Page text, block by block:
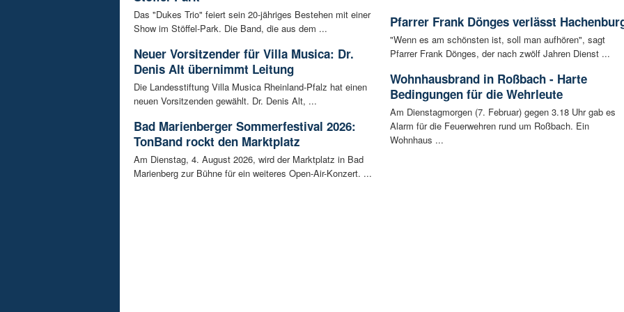
Das "Dukes Trio" feiert sein 20-jähriges Bestehen mit einer
Show im Stöffel-Park. Die Band, die aus dem ...
Neuer Vorsitzender für Villa Musica: Dr.
Denis Alt übernimmt Leitung
Die Landesstiftung Villa Musica Rheinland-Pfalz hat einen
neuen Vorsitzenden gewählt. Dr. Denis Alt, ...
Bad Marienberger Sommerfestival 2026:
TonBand rockt den Marktplatz
Am Dienstag, 4. August 2026, wird der Marktplatz in Bad
Marienberg zur Bühne für ein weiteres Open-Air-Konzert. ...
Pfarrer Frank Dönges verlässt
"Wenn es am schönsten ist, soll man aufhören", sagt
Pfarrer Frank Dönges, der nach zwölf Jahren Dienst ...
Wohnhausbrand in Roßbach - Harte
Bedingungen für die Wehrleute
Am Dienstagmorgen (7. Februar) gegen 3.18 Uhr gab es
Alarm für die Feuerwehren rund um Roßbach. Ein
Wohnhaus ...